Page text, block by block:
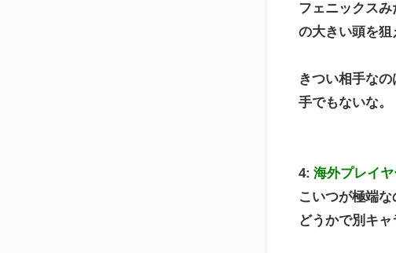
フェニックス
の大きい頭を狙
きつい相手な
手でもないな。
4: 海外プレイ
こいつが極端
どうかで別キャ